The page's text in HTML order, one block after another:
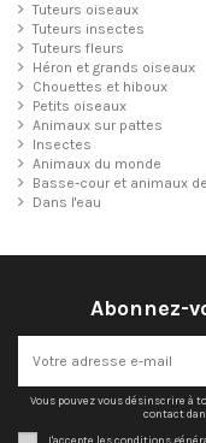
Tuteurs oiseaux
Tuteurs insectes
Tuteurs fleurs
Héron et grands oiseaux
Chouettes et hiboux
Petits oiseaux
Animaux sur pattes
Insectes
Animaux du monde
Basse-cour et animaux
Dans l'eau
Abonnez-
Vous pouvez vous désinscrire à
contact
J'accepte les conditions